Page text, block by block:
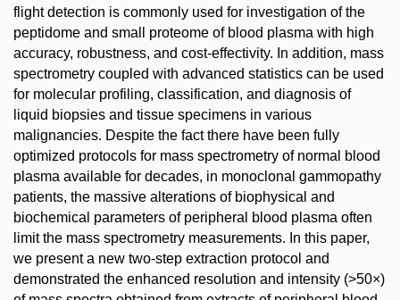
flight detection is commonly used for investigation of the
peptidome and small proteome of blood plasma with high
accuracy, robustness, and cost-effectivity. In addition, mass
spectrometry coupled with advanced statistics can be used
for molecular profiling, classification, and diagnosis of
liquid biopsies and tissue specimens in various
malignancies. Despite the fact there have been fully
optimized protocols for mass spectrometry of normal blood
plasma available for decades, in monoclonal gammopathy
patients, the massive alterations of biophysical and
biochemical parameters of peripheral blood plasma often
limit the mass spectrometry measurements. In this paper,
we present a new two-step extraction protocol and
demonstrated the enhanced resolution and intensity (>50×)